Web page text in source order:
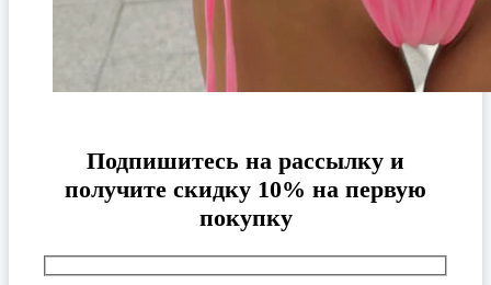
Подпишитесь на рассылку и
получите скидку 10% на первую
покупку